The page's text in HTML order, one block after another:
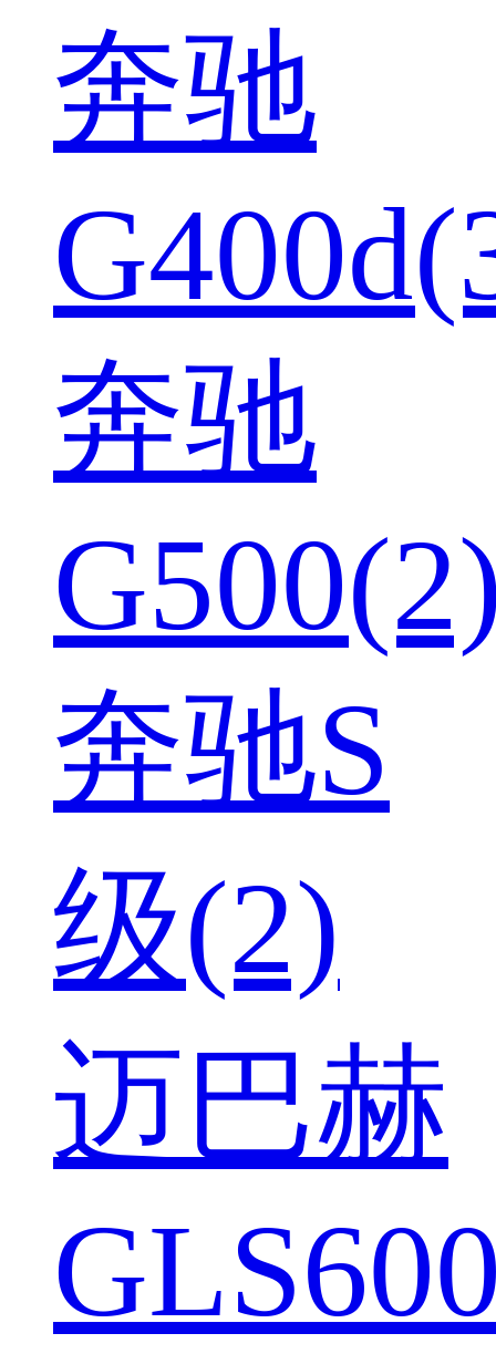
奔驰
奔驰
奔驰S
级(2)
迈巴赫